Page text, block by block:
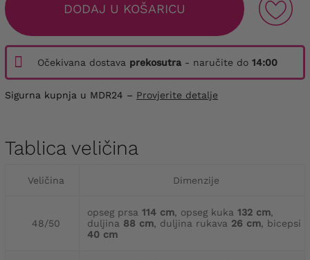
DODAJ U KOŠARICU
Očekivana dostava prekosutra - naručite do 14:00
Sigurna kupnja u MDR24 – Provjerite detalje
Tablica veličina
Veličina Dimenzije
48/50
opseg prsa 114 cm, opseg kuka 132 cm,
duljina 88 cm, duljina rukava 26 cm, bicepsi
40 cm